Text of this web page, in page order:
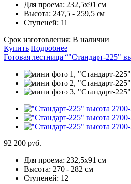
Для проема: 232,5х91 см
Высота: 247,5 - 259,5 см
Ступеней: 11
Срок изготовления: В наличии
Купить Подробнее
Готовая лестница “"Стандарт-225"
92 200 руб.
Для проема: 232,5х91 см
Высота: 270 - 282 см
Ступеней: 12